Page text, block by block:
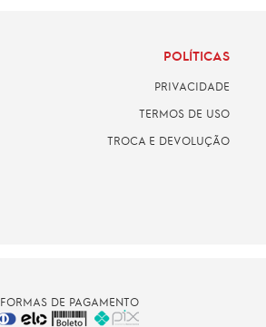
POLÍTICAS
PRIVACIDADE
TERMOS DE USO
TROCA E DEVOLUÇÃO
FORMAS DE PAGAMENTO